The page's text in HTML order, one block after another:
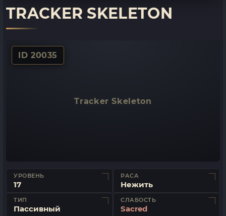
TRACKER SKELETON
ID 20035
Tracker Skeleton
УРОВЕНЬ
17
РАСА
Нежить
ТИП
Пассивный
СЛАБОСТЬ
Sacred